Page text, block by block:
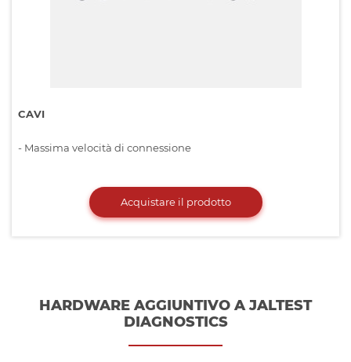
CAVI
- Massima velocità di connessione
Acquistare il prodotto
HARDWARE AGGIUNTIVO A JALTEST
DIAGNOSTICS